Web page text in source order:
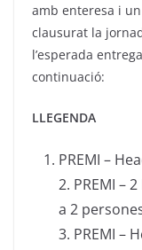
amb enteresa i
clausurat la
l’esperada
continuació:
LLEGENDA
PREMI –
2. PREMI –
a 2
3. PREMI –